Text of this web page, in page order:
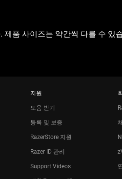
품 사이즈는 약간씩 다를 수 있
지원
도움 받기
등록 및 보증
RazerStore 지원
Razer ID 관리
Support Videos